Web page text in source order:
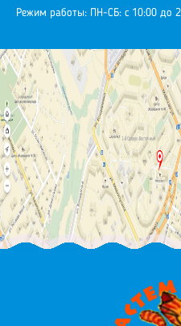
Режим работы: ПН-СБ: с 10:00 до